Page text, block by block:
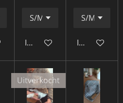
In winkelwagenIn
Uitverkocht